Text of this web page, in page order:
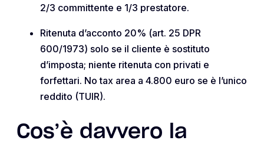
2/3 committente e 1/3 prestatore.
Ritenuta d’acconto 20% (art. 25 DPR
600/1973) solo se il cliente è sostituto
d’imposta; niente ritenuta con privati e
forfettari. No tax area a 4.800 euro se è l’unico
reddito (TUIR).
Cos’è davvero la